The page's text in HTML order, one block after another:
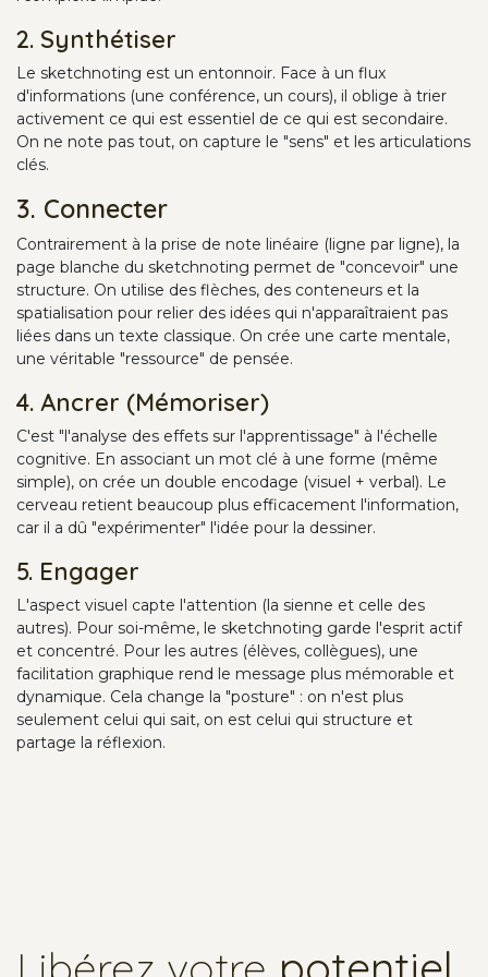
2. Synthétiser
Le sketchnoting est un entonnoir. Face à un flux
d'informations (une conférence, un cours), il oblige à trier
activement ce qui est essentiel de ce qui est secondaire.
On ne note pas tout, on capture le "sens" et les articulations
clés.
3. Connecter
Contrairement à la prise de note linéaire (ligne par ligne), la
page blanche du sketchnoting permet de "concevoir" une
structure. On utilise des flèches, des conteneurs et la
spatialisation pour relier des idées qui n'apparaîtraient pas
liées dans un texte classique. On crée une carte mentale,
une véritable "ressource" de pensée.
4. Ancrer (Mémoriser)
C'est "l'analyse des effets sur l'apprentissage" à l'échelle
cognitive. En associant un mot clé à une forme (même
simple), on crée un double encodage (visuel + verbal). Le
cerveau retient beaucoup plus efficacement l'information,
car il a dû "expérimenter" l'idée pour la dessiner.
5. Engager
L'aspect visuel capte l'attention (la sienne et celle des
autres). Pour soi-même, le sketchnoting garde l'esprit actif
et concentré. Pour les autres (élèves, collègues), une
facilitation graphique rend le message plus mémorable et
dynamique. Cela change la "posture" : on n'est plus
seulement celui qui sait, on est celui qui structure et
partage la réflexion.